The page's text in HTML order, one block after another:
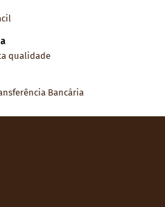
qualidade
Bancária